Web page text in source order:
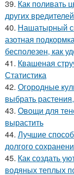
39. Как поливать
других вредителей
40. Нашатырный
азотная
бесполезен, как
41. Квашеная
Статистика
42. Огородные
выбрать
43. Овощи для
вырастить
44. Лучшие
долгого
45. Как создать
водяных теплых